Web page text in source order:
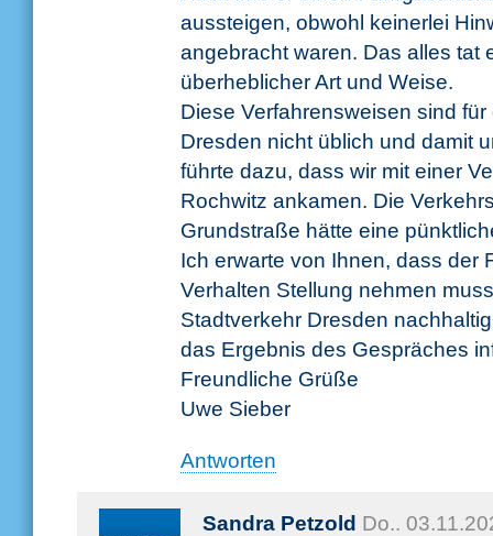
aussteigen, obwohl keinerlei
angebracht waren. Das alles tat
überheblicher Art und Weise.
Diese Verfahrensweisen sind
Dresden nicht üblich und damit
führte dazu, dass wir mit einer
Rochwitz ankamen. Die
Grundstraße hätte eine
Ich erwarte von Ihnen, dass der
Verhalten Stellung nehmen
Stadtverkehr Dresden
das Ergebnis des Gespräches
Freundliche Grüße
Uwe Sieber
Antworten
Sandra Petzold Do..